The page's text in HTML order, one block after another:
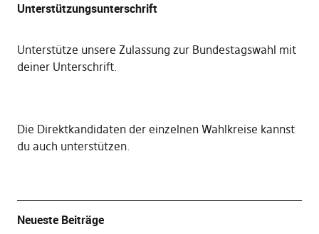
Unterstützungsunterschrift
Unterstütze unsere Zulassung zur Bundestagswahl mit
deiner Unterschrift.
Die Direktkandidaten der einzelnen Wahlkreise kannst
du auch unterstützen.
Neueste Beiträge